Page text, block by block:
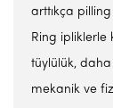
arttıkça
Ring ipliklerle
tüylülük, daha
mekanik ve